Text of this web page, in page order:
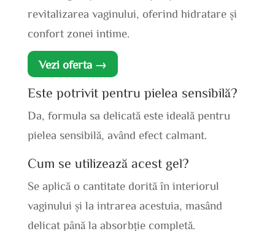
revitalizarea vaginului, oferind hidratare și
confort zonei intime.
Vezi oferta →
Este potrivit pentru pielea sensibilă?
Da, formula sa delicată este ideală pentru
pielea sensibilă, având efect calmant.
Cum se utilizează acest gel?
Se aplică o cantitate dorită în interiorul
vaginului și la intrarea acestuia, masând
delicat până la absorbție completă.